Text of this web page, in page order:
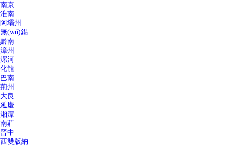
南京
淮南
阿壩州
無(wú)錫
黔南
漳州
漯河
化龍
巴南
荊州
大良
延慶
湘潭
南莊
晉中
西雙版納